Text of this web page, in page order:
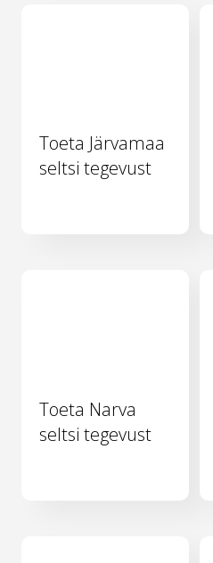
Toeta Järvamaa
seltsi tegevust
Toeta Narva
seltsi tegevust